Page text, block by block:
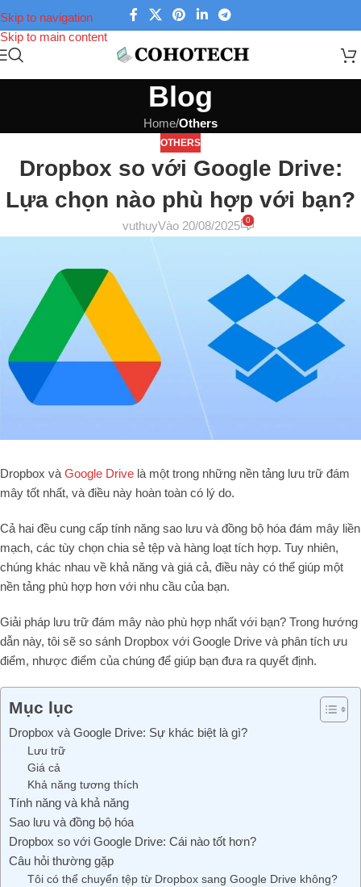
Skip to navigation
Skip to main content
Blog
Home/Others
OTHERS
Dropbox so với Google Drive:
Lựa chọn nào phù hợp với bạn?
vuthuyVào 20/08/2025 0
Dropbox và Google Drive là một trong những nền tảng lưu trữ đám
mây tốt nhất, và điều này hoàn toàn có lý do.
Cả hai đều cung cấp tính năng sao lưu và đồng bộ hóa đám mây liền
mạch, các tùy chọn chia sẻ tệp và hàng loạt tích hợp. Tuy nhiên,
chúng khác nhau về khả năng và giá cả, điều này có thể giúp một
nền tảng phù hợp hơn với nhu cầu của bạn.
Giải pháp lưu trữ đám mây nào phù hợp nhất với bạn? Trong hướng
dẫn này, tôi sẽ so sánh Dropbox với Google Drive và phân tích ưu
điểm, nhược điểm của chúng để giúp bạn đưa ra quyết định.
Mục lục
Dropbox và Google Drive: Sự khác biệt là gì?
Lưu trữ
Giá cả
Khả năng tương thích
Tính năng và khả năng
Sao lưu và đồng bộ hóa
Dropbox so với Google Drive: Cái nào tốt hơn?
Câu hỏi thường gặp
Tôi có thể chuyển tệp từ Dropbox sang Google Drive không?